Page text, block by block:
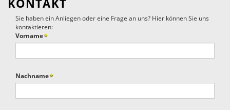
KONTAKT
Sie haben ein Anliegen oder eine Frage an uns? Hier können Sie uns
kontaktieren:
Vorname*
Nachname*